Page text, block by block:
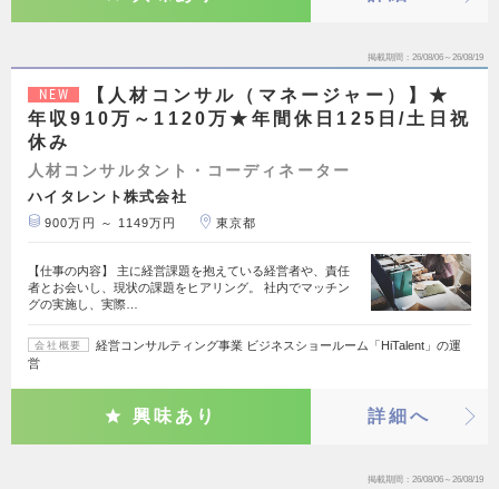
掲載期間 26/08/06～26/08/19
NEW
【人材コンサル（マネージャー）】★
年収910万～1120万★年間休日125日/土日祝
休み
人材コンサルタント・コーディネーター
ハイタレント株式会社
900万円 ～ 1149万円 東京都
【仕事の内容】 主に経営課題を抱えている経営者や、責任
者とお会いし、現状の課題をヒアリング。 社内でマッチン
グの実施し、実際…
会社概要
経営コンサルティング事業 ビジネスショールーム「HiTalent」の運
営
興味あり 詳細へ
掲載期間 26/08/06～26/08/19